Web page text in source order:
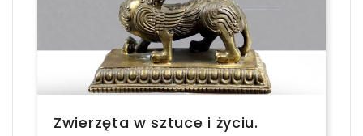
Zwierzęta w sztuce i życiu.